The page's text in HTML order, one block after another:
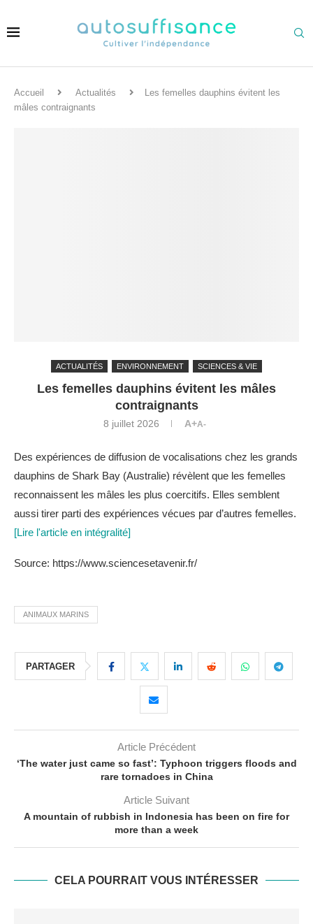
Accueil Actualités
Les femelles dauphins évitent les
mâles contraignants
ACTUALITÉS ENVIRONNEMENT SCIENCES & VIE
Les femelles dauphins évitent les mâles
contraignants
8 juillet 2026 A+A-
Des expériences de diffusion de vocalisations chez les grands
dauphins de Shark Bay (Australie) révèlent que les femelles
reconnaissent les mâles les plus coercitifs. Elles semblent
aussi tirer parti des expériences vécues par d’autres femelles.
[Lire l'article en intégralité]
Source: https://www.sciencesetavenir.fr/
ANIMAUX MARINS
PARTAGER
Article Précédent
‘The water just came so fast’: Typhoon triggers floods and
rare tornadoes in China
Article Suivant
A mountain of rubbish in Indonesia has been on fire for
more than a week
CELA POURRAIT VOUS INTÉRESSER